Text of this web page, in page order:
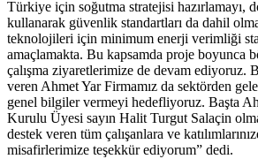
Türkiye için soğutma stratejisi hazırlamayı,
kullanarak güvenlik standartları da dahil
teknolojileri için minimum enerji verimliği
amaçlamakta. Bu kapsamda proje boyunca
çalışma ziyaretlerimize de devam ediyoruz.
veren Ahmet Yar Firmamız da sektörden
genel bilgiler vermeyi hedefliyoruz. Başta
Kurulu Üyesi sayın Halit Turgut Salaçin
destek veren tüm çalışanlara ve
misafirlerimize teşekkür ediyorum” dedi.